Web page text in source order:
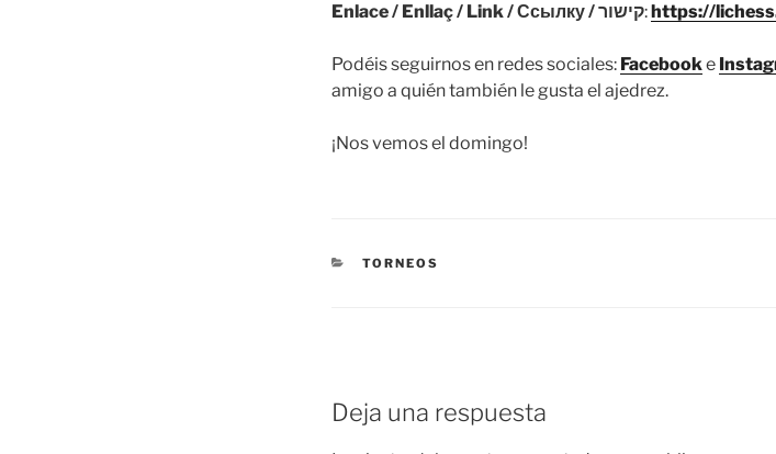
Enlace / Enllaç / Link / Ссылку / קישור: https://
Podéis seguirnos en redes sociales: Facebooke
amigo a quién también le gusta el ajedrez.
¡Nos vemos el domingo!
CATEGORÍAS
TORNEOS
Deja una respuesta